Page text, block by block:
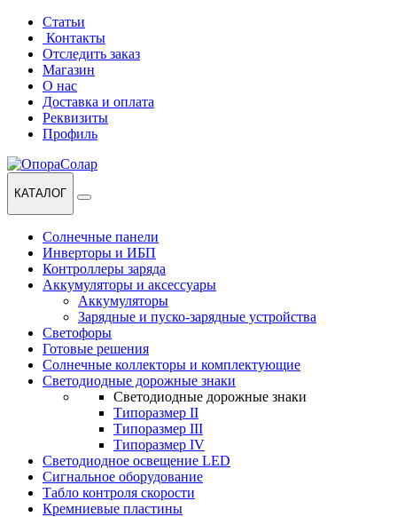
Перейти
навигации
Перейти
содержанию
Статьи
Контакты
Отследить заказ
Магазин
О нас
Доставка и оплата
Реквизиты
Профиль
КАТАЛОГ
Солнечные панели
Инверторы и ИБП
Контроллеры заряда
Аккумуляторы и аксессуары
Аккумуляторы
Зарядные и пуско-зарядные устройства
Светофоры
Готовые решения
Солнечные коллекторы и комплектующие
Светодиодные дорожные знаки
Светодиодные дорожные знаки
Типоразмер II
Типоразмер III
Типоразмер IV
Светодиодное освещение LED
Сигнальное оборудование
Табло контроля скорости
Кремниевые пластины